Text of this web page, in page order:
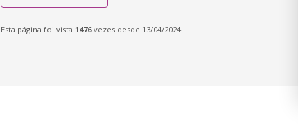
Esta página foi vista 1476vezes desde 13/04/2024